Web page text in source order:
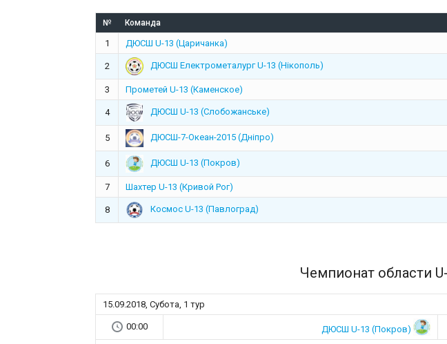
№ Команда
1 ДЮСШ U-13 (Царичанка)
2 ДЮСШ Електрометалург U-13 (Нікополь)
3 Прометей U-13 (Каменское)
4 ДЮСШ U-13 (Слобожанське)
5 ДЮСШ-7-Океан-2015 (Дніпро)
6 ДЮСШ U-13 (Покров)
7 Шахтер U-13 (Кривой Рог)
8 Космос U-13 (Павлоград)
Чемпионат области
15.09.2018, Субота, 1 тур
00:00 ДЮСШ U-13 (Покров)